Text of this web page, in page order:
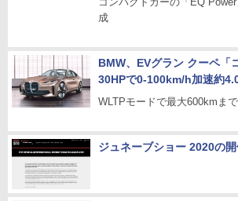
成
BMW、EVグラン クーペ「
30HPで0-100km/h加速約
WLTPモードで最大600kmま
ジュネーブショー 2020の